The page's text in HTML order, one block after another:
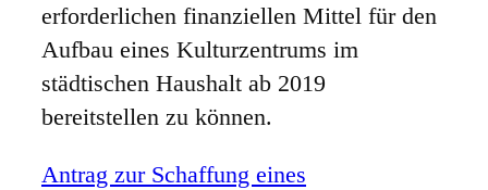
erforderlichen finanziellen Mittel für den
Aufbau eines Kulturzentrums im
städtischen Haushalt ab 2019
bereitstellen zu können.
Antrag zur Schaffung eines